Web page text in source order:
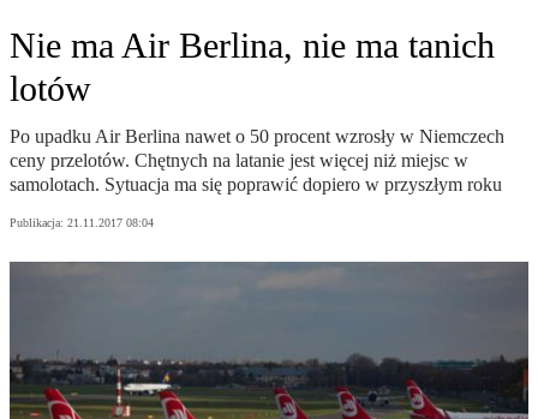
Nie ma Air Berlina, nie ma tanich
lotów
Po upadku Air Berlina nawet o 50 procent wzrosły w Niemczech
ceny przelotów. Chętnych na latanie jest więcej niż miejsc w
samolotach. Sytuacja ma się poprawić dopiero w przyszłym roku
Publikacja: 21.11.2017 08:04